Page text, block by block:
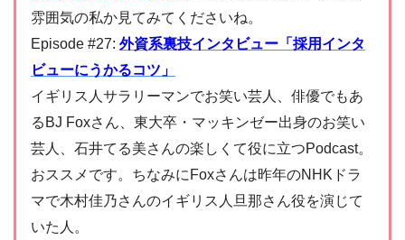
雰囲気の私か見てみてくださいね。
Episode #27: 外資系裏技インタビュー「採用インタ
ビューにうかるコツ」
イギリス人サラリーマンでお笑い芸人、俳優でもあ
るBJ Foxさん、東大卒・マッキンゼー出身のお笑い
芸人、石井てる美さんの楽しくて役に立つPodcast。
おススメです。ちなみにFoxさんは昨年のNHKドラ
マで木村佳乃さんのイギリス人旦那さん役を演じて
いた人。